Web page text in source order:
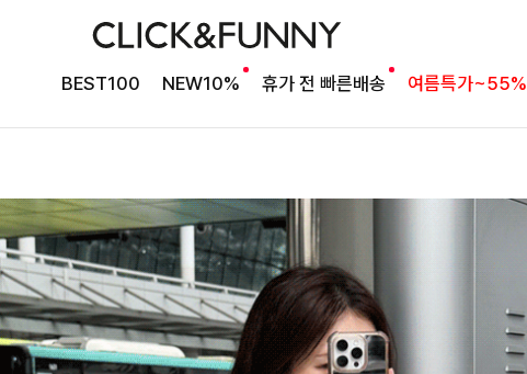
BEST100 NEW10% 휴가 전 빠른배송 여름특가~55%